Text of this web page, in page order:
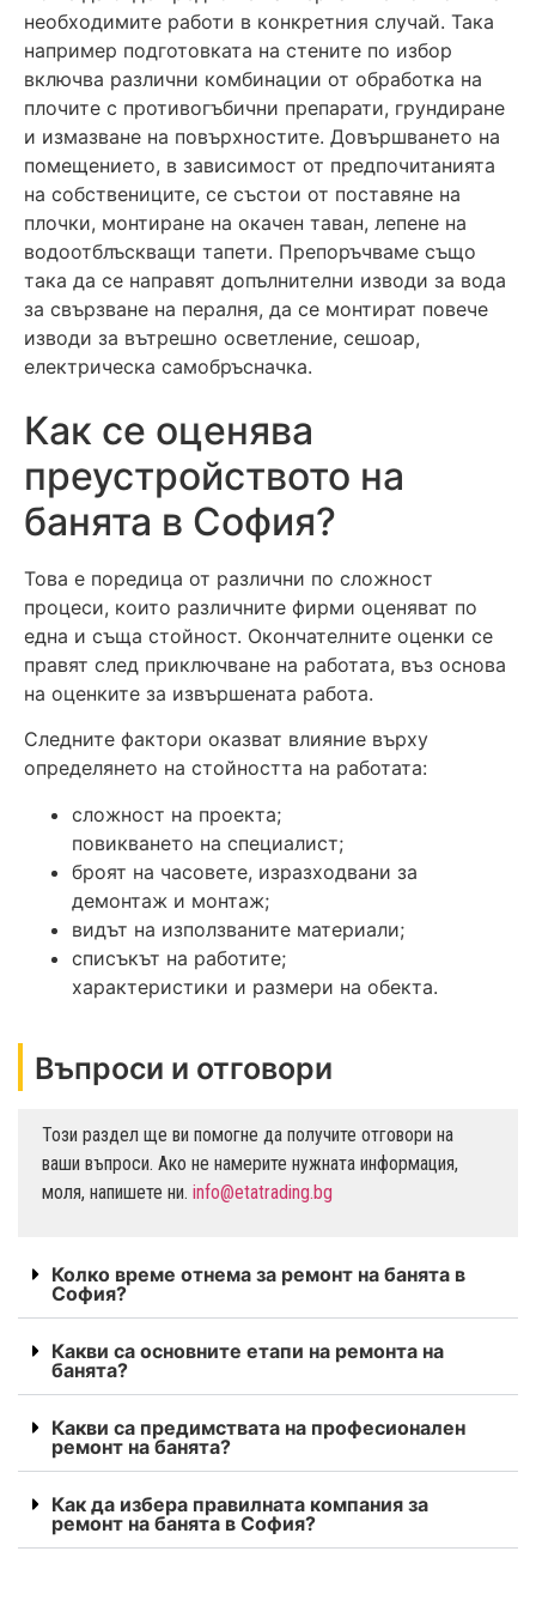
необходимите работи в конкретния случай. Така
например подготовката на стените по избор
включва различни комбинации от обработка на
плочите с противогъбични препарати, грундиране
и измазване на повърхностите. Довършването на
помещението, в зависимост от предпочитанията
на собствениците, се състои от поставяне на
плочки, монтиране на окачен таван, лепене на
водоотблъскващи тапети. Препоръчваме също
така да се направят допълнителни изводи за вода
за свързване на пералня, да се монтират повече
изводи за вътрешно осветление, сешоар,
електрическа самобръсначка.
Как се оценява
преустройството на
банята в София?
Това е поредица от различни по сложност
процеси, които различните фирми оценяват по
една и съща стойност. Окончателните оценки се
правят след приключване на работата, въз основа
на оценките за извършената работа.
Следните фактори оказват влияние върху
определянето на стойността на работата:
сложност на проекта;
повикването на специалист;
броят на часовете, изразходвани за
демонтаж и монтаж;
видът на използваните материали;
списъкът на работите;
характеристики и размери на обекта.
Въпроси и отговори
Този раздел ще ви помогне да получите отговори на
ваши въпроси. Ако не намерите нужната информация,
моля, напишете ни. info@etatrading.bg
Колко време отнема за ремонт на банята в
София?
Какви са основните етапи на ремонта на
банята?
Какви са предимствата на професионален
ремонт на банята?
Как да избера правилната компания за
ремонт на банята в София?